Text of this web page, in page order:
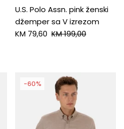
U.S. Polo Assn. pink ženski
džemper sa V izrezom
KM 79,60 KM 199,00
-60%